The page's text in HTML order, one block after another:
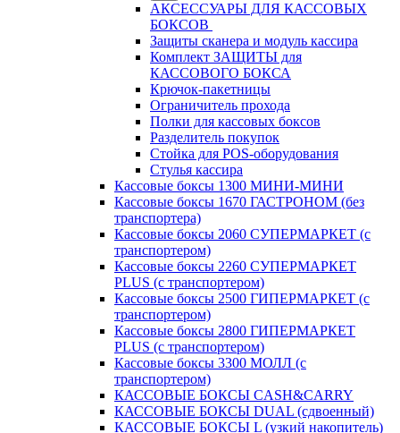
АКСЕССУАРЫ ДЛЯ КАССОВЫХ
БОКСОВ
Защиты сканера и модуль кассира
Комплект ЗАЩИТЫ для
КАССОВОГО БОКСА
Крючок-пакетницы
Ограничитель прохода
Полки для кассовых боксов
Разделитель покупок
Стойка для POS-оборудования
Стулья кассира
Кассовые боксы 1300 МИНИ-МИНИ
Кассовые боксы 1670 ГАСТРОНОМ (без
транспортера)
Кассовые боксы 2060 СУПЕРМАРКЕТ (с
транспортером)
Кассовые боксы 2260 СУПЕРМАРКЕТ
PLUS (с транспортером)
Кассовые боксы 2500 ГИПЕРМАРКЕТ (с
транспортером)
Кассовые боксы 2800 ГИПЕРМАРКЕТ
PLUS (с транспортером)
Кассовые боксы 3300 МОЛЛ (с
транспортером)
КАССОВЫЕ БОКСЫ CASH&CARRY
КАССОВЫЕ БОКСЫ DUAL (сдвоенный)
КАССОВЫЕ БОКСЫ L (узкий накопитель)